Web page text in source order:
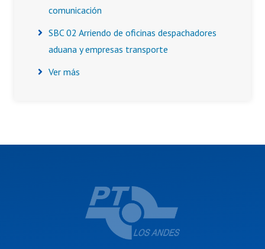
comunicación
SBC 02 Arriendo de oficinas despachadores
aduana y empresas transporte
Ver más